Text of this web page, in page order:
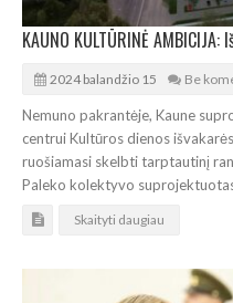
2024 balandžio 15 Be
Nemuno pakrantėje, Kaune
centrui Kultūros dienos
ruošiamasi skelbti tarptautinį
Paleko kolektyvo
Skaityti daugiau